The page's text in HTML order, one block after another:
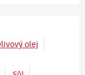
olej